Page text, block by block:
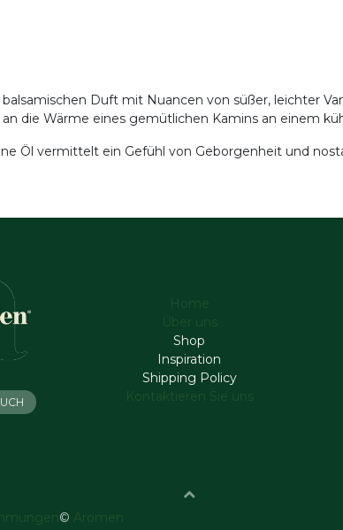
Duft mit Nuancen von süßer, leichter
die Wärme eines gemütlichen Kamins an einem
Öl vermittelt ein Gefühl von Geborgenheit und
Home
Über uns
Shop
Inspiration
Shipping Policy
Kontaktieren Sie uns
© Aromen